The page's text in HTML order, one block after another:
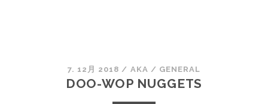
7. 12月 2018 / AKA / GENERAL
DOO-WOP NUGGETS